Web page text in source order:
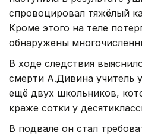
спровоцировал тяжёлый
Кроме этого на теле
обнаружены
В ходе следствия
смерти А.Дивина учитель
ещё двух школьников,
краже сотки у
В подвале он стал